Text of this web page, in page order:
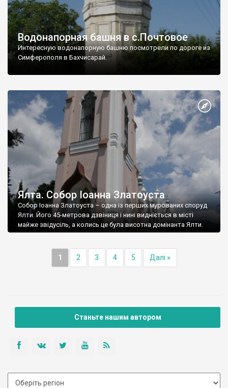
Водонапорная башня в с.Почтовое
Интересную водонапорную башню посмотрели по дороге из
Симферополя в Бахчисарай.
Ялта. Собор Іоанна Златоуста
Собор Іоанна Златоуста – одна із перших мурованих споруд
Ялти. Його 45-метрова дзвіниця і нині видніється в місті
майже звідусіль, а колись це була висотна домінанта Ялти.
1 2 3 4 5 Далі »
Станьте нашим автором